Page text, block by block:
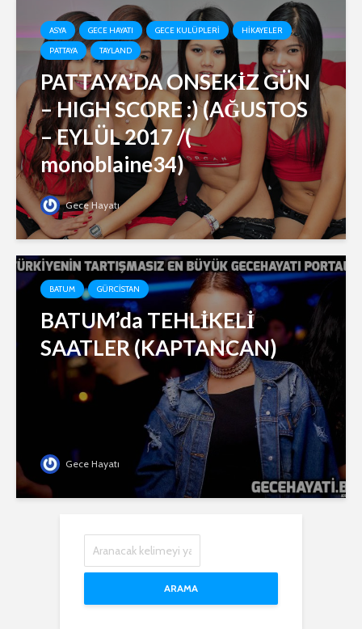
ASYA GECE HAYATI GECE KULÜPLERI
HIKAYELER
PATTAYA
TAYLAND
PATTAYA’DA ONSEKİZ GÜN
– HIGH SCORE :) (AĞUSTOS
– EYLÜL 2017 /(
monoblaine34)
Gece Hayatı
BATUM GÜRCISTAN
BATUM’da TEHLİKELİ
SAATLER (KAPTANCAN)
Gece Hayatı
ARAMA